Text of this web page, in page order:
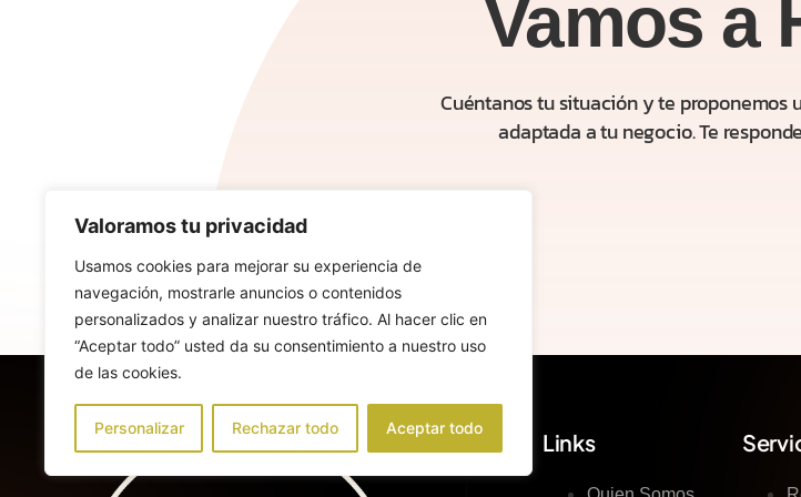
Valoramos tu privacidad
Usamos cookies para mejorar su experiencia de
navegación, mostrarle anuncios o contenidos
personalizados y analizar nuestro tráfico. Al hacer clic en
“Aceptar todo” usted da su consentimiento a nuestro uso
de las cookies.
Personalizar Rechazar todo Aceptar todo
Vamos a
Cuéntanos tu situación y te proponemos
adaptada a tu negocio. Te
Links